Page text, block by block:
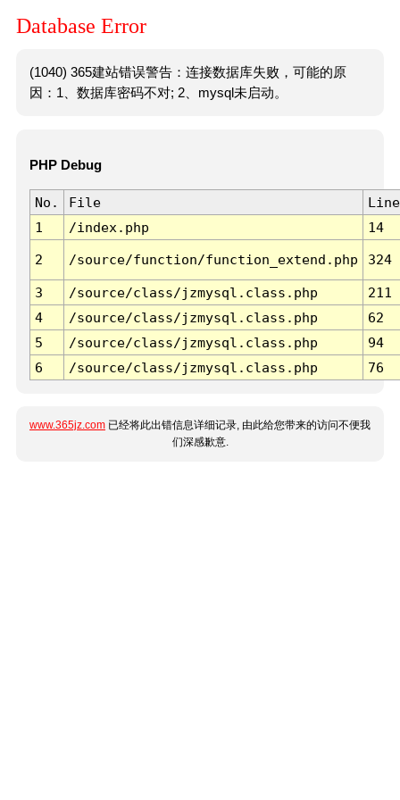
Database Error
(1040) 365建站错误警告：连接数据库失败，可能的原
因：1、数据库密码不对; 2、mysql未启动。
PHP Debug
No. File
Line
1
/index.php 14
2 /source/function/function_extend.php 324
3 /source/class/jzmysql.class.php
211
4
/source/class/jzmysql.class.php
62
5
/source/class/jzmysql.class.php
94
6
/source/class/jzmysql.class.php 76
www.365jz.com 已经将此出错信息详细记录, 由此给您带来的访问不便我
们深感歉意.